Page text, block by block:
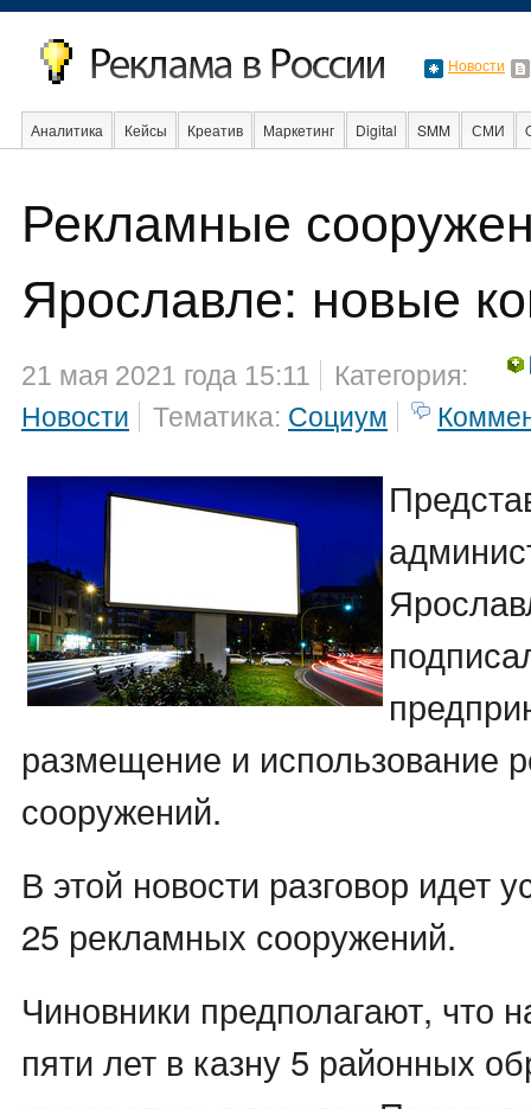
Новости
Аналитика Кейсы Креатив Маркетинг Digital SMM СМИ
События
Рекламные
Ярославле: новые
21 мая 2021 года 15:11
Категория:
Новости
Тематика: Социум
размещение и использование
сооружений.
В этой новости разговор идет
25 рекламных сооружений.
Чиновники предполагают, что
пяти лет в казну 5 районных